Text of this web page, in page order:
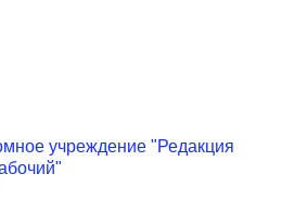
учреждение "Редакция